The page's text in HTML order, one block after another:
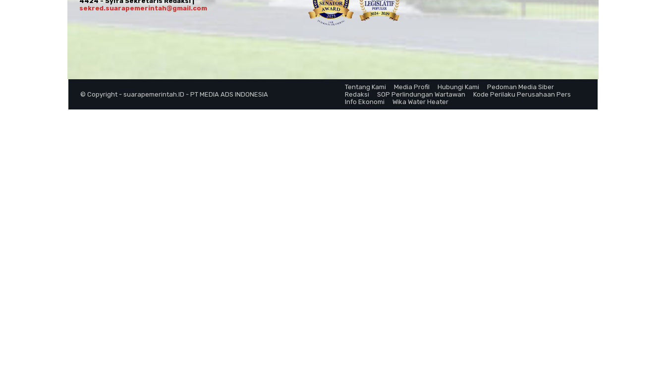
sekred.suarapemerintah@gmail.com
© Copyright - suarapemerintah.ID - PT MEDIA ADS INDONESIA
Tentang Kami Media Profil Hubungi Kami
Pedoman Media Siber
Redaksi
SOP Perlindungan Wartawan
Kode Perilaku Perusahaan Pers
Info Ekonomi
Wika Water Heater